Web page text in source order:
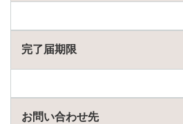
完了届期限
お問い合わせ先